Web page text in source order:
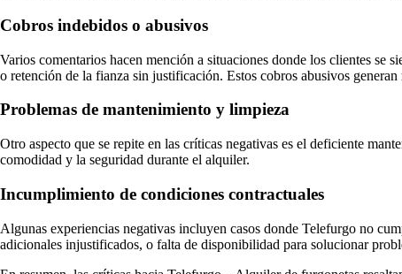
Cobros indebidos o abusivos
Varios comentarios hacen mención a situaciones donde los clientes se
o retención de la fianza sin justificación. Estos cobros abusivos
Problemas de mantenimiento y limpieza
Otro aspecto que se repite en las críticas negativas es el deficiente
comodidad y la seguridad durante el alquiler.
Incumplimiento de condiciones contractuales
Algunas experiencias negativas incluyen casos donde Telefurgo no
adicionales injustificados, o falta de disponibilidad para solucionar